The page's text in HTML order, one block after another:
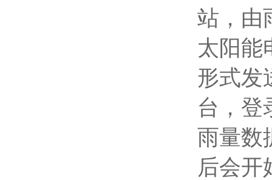
站，由
太阳能
形式发
台，登
雨量数
后会开